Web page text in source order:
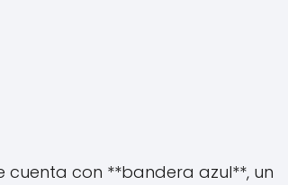
con **bandera azul**, un